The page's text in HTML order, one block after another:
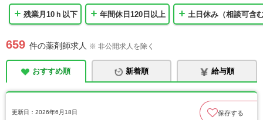
残業月10ｈ以下 年間休日120日以上 土日休み（相談可含
659 件の薬剤師求人 ※ 非公開求人を除く
おすすめ順 新着順 給与順
更新日：2026年6月18日 保存する